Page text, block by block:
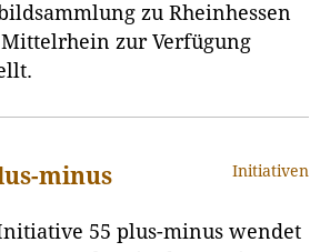
zu Rheinhessen
zur Verfügung
Initiativen
minus
55 plus-minus wendet